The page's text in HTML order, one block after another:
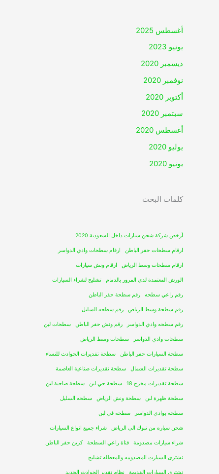
أغسطس 2025
يونيو 2023
ديسمبر 2020
نوفمبر 2020
أكتوبر 2020
سبتمبر 2020
أغسطس 2020
يوليو 2020
يونيو 2020
كلمات البحث
أرخص شركة شحن سيارات داخل السعودية 2020
ارقام سطحات حفر الباطن ارقام سطحات وادي الدواسر
ارقام سطحات وسط الرياض ارقام ونش سيارات
الورش المعتمدة لدي المرور بالدمام تشليح لشراء السيارات
رقم راعي سطحه رقم سطحة حفر الباطن
رقم سطحة وسط الرياض رقم سطحه السليل
رقم سطحه وادي الدواسر رقم ونش حفر الباطن سطحات لبن
سطحات وادي الدواسر سطحات وسط الرياض
سطحة السيارات حفر الباطن سطحة تقديرات الحوادث للنساء
سطحة تقديرات الشمال سطحة تقديرات صناعية العاصمة
سطحة تقديرات مخرج 18 سطحة حي لبن سطحة ضاحية لبن
سطحة ظهرة لبن سطحة ونش الرياض سطحه السليل
سطحه بوادي الدواسر سطحه في لبن
شحن سياره من تبوك الى الرياض شراء جميع انواع السيارات
شراء سيارات مصدومة قناة راعي السطحة كرين حفر الباطن
نشترى السيارت المصدومه والمعطله تشليح
نشتري السيارات القديمة نظام تقدير الحوادث الجديد